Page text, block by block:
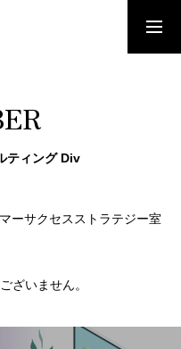
供する
ティング Div
ーサクセスストラテジー室
ざいません。